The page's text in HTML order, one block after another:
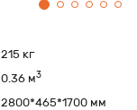
215 кг
0.36 м3
2800*465*1700 мм